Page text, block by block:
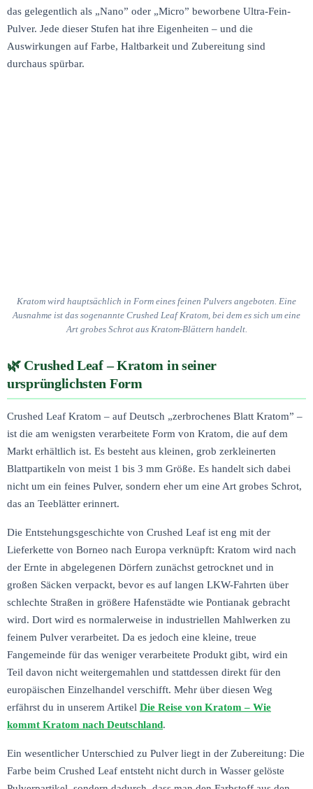
das gelegentlich als „Nano” oder „Micro” beworbene Ultra-Fein-
Pulver. Jede dieser Stufen hat ihre Eigenheiten – und die
Auswirkungen auf Farbe, Haltbarkeit und Zubereitung sind
durchaus spürbar.
Kratom wird hauptsächlich in Form eines feinen Pulvers angeboten. Eine
Ausnahme ist das sogenannte Crushed Leaf Kratom, bei dem es sich um eine
Art grobes Schrot aus Kratom-Blättern handelt.
Crushed Leaf – Kratom in seiner
ursprünglichsten Form
Crushed Leaf Kratom – auf Deutsch „zerbrochenes Blatt Kratom” –
ist die am wenigsten verarbeitete Form von Kratom, die auf dem
Markt erhältlich ist. Es besteht aus kleinen, grob zerkleinerten
Blattpartikeln von meist 1 bis 3 mm Größe. Es handelt sich dabei
nicht um ein feines Pulver, sondern eher um eine Art grobes Schrot,
das an Teeblätter erinnert.
Die Entstehungsgeschichte von Crushed Leaf ist eng mit der
Lieferkette von Borneo nach Europa verknüpft: Kratom wird nach
der Ernte in abgelegenen Dörfern zunächst getrocknet und in
großen Säcken verpackt, bevor es auf langen LKW-Fahrten über
schlechte Straßen in größere Hafenstädte wie Pontianak gebracht
wird. Dort wird es normalerweise in industriellen Mahlwerken zu
feinem Pulver verarbeitet. Da es jedoch eine kleine, treue
Fangemeinde für das weniger verarbeitete Produkt gibt, wird ein
Teil davon nicht weitergemahlen und stattdessen direkt für den
europäischen Einzelhandel verschifft. Mehr über diesen Weg
erfährst du in unserem Artikel Die Reise von Kratom – Wie
kommt Kratom nach Deutschland.
Ein wesentlicher Unterschied zu Pulver liegt in der Zubereitung: Die
Farbe beim Crushed Leaf entsteht nicht durch in Wasser gelöste